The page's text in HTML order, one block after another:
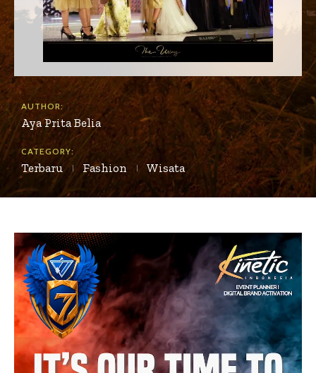
AUTHOR:
Aya Prita Belia
CATEGORY:
Terbaru Fashion Wisata